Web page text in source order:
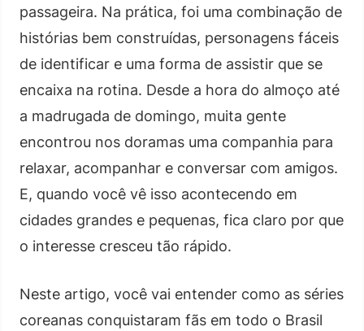
passageira. Na prática, foi uma combinação de
histórias bem construídas, personagens fáceis
de identificar e uma forma de assistir que se
encaixa na rotina. Desde a hora do almoço até
a madrugada de domingo, muita gente
encontrou nos doramas uma companhia para
relaxar, acompanhar e conversar com amigos.
E, quando você vê isso acontecendo em
cidades grandes e pequenas, fica claro por que
o interesse cresceu tão rápido.
Neste artigo, você vai entender como as séries
coreanas conquistaram fãs em todo o Brasil